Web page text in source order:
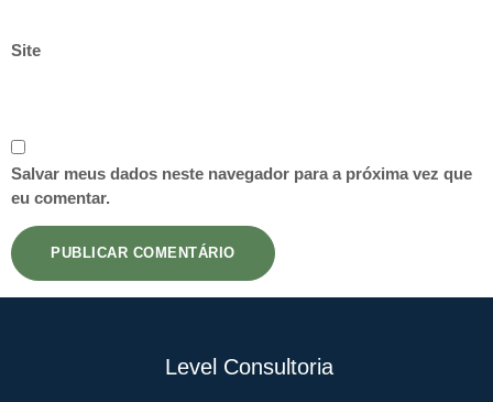
Site
Salvar meus dados neste navegador para a próxima vez que
eu comentar.
Level Consultoria